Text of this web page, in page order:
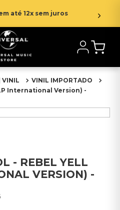
até 12x sem juros
VINIL
VINIL IMPORTADO
International Version) -
- REBEL YELL
VERSION) -